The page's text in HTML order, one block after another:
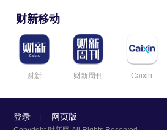
财新移动
财新 财新周刊 Caixin
登录 | 网页版